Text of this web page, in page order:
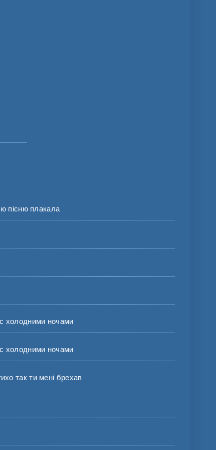
пісню плакала
холодними ночами
холодними ночами
так ти мені брехав